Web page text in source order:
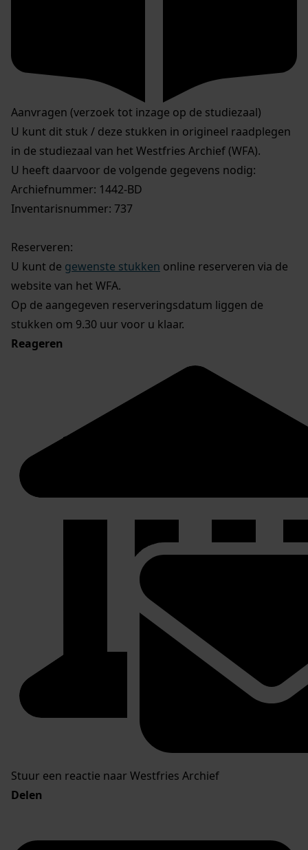
Aanvragen (verzoek tot inzage op de studiezaal)
U kunt dit stuk / deze stukken in origineel raadplegen
in de studiezaal van het Westfries Archief (WFA).
U heeft daarvoor de volgende gegevens nodig:
Archiefnummer: 1442-BD
Inventarisnummer: 737
Reserveren:
U kunt de gewenste stukken online reserveren via de
website van het WFA.
Op de aangegeven reserveringsdatum liggen de
stukken om 9.30 uur voor u klaar.
Reageren
Stuur een reactie naar Westfries Archief
Delen